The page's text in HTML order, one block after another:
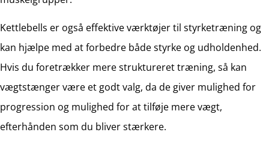
Kettlebells er også effektive værktøjer til styrketræning og
kan hjælpe med at forbedre både styrke og udholdenhed.
Hvis du foretrækker mere struktureret træning, så kan
vægtstænger være et godt valg, da de giver mulighed for
progression og mulighed for at tilføje mere vægt,
efterhånden som du bliver stærkere.